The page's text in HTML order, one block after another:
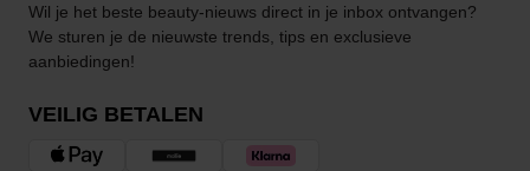
Wil je het beste beauty-nieuws direct in je inbox ontvangen?
We sturen je de nieuwste trends, tips en exclusieve
aanbiedingen!
VEILIG BETALEN